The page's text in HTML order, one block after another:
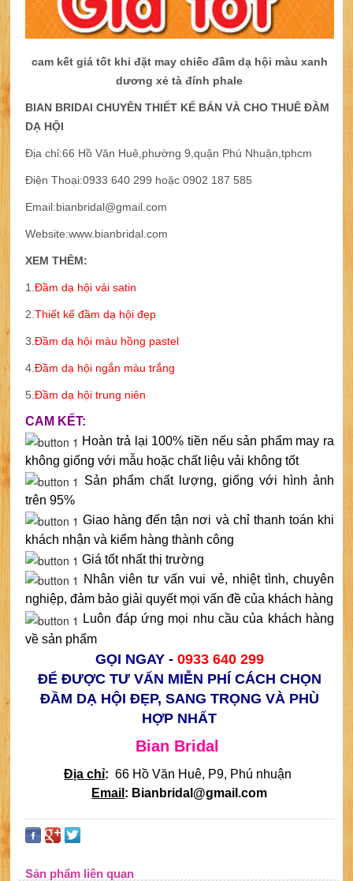
cam kết giá tốt khi đặt may chiếc đầm dạ hội màu xanh
dương xẻ tà đính phale
BIAN BRIDAl CHUYÊN THIẾT KẾ BÁN VÀ CHO THUÊ ĐẦM
DẠ HỘI
Địa chỉ:66 Hồ Văn Huê,phường 9,quận Phú Nhuận,tphcm
Điện Thoại:0933 640 299 hoặc 0902 187 585
Email:bianbridal@gmail.com
Website:www.bianbridal.com
XEM THÊM:
1. Đầm dạ hội vải satin
2. Thiết kế đầm dạ hội đẹp
3 Đầm dạ hội màu hồng pastel
4. Đầm dạ hội ngắn màu trắng
5. Đầm dạ hội trung niên
CAM KẾT:
Hoàn trả lại 100% tiền nếu sản phẩm may ra
không giống với mẫu hoặc chất liệu vải không tốt
Sản phẩm chất lượng, giống với hình ảnh
trên 95%
Giao hàng đến tận nơi và chỉ thanh toán khi
khách nhận và kiểm hàng thành công
Giá tốt nhất thị trường
Nhân viên tư vấn vui vẻ, nhiệt tình, chuyên
nghiệp, đảm bảo giải quyết mọi vấn đề của khách hàng
Luôn đáp ứng mọi nhu cầu của khách hàng
về sản phẩm
GỌI NGAY - 0933 640 299
ĐỂ ĐƯỢC TƯ VẤN MIỄN PHÍ CÁCH CHỌN
ĐẦM DẠ HỘI ĐẸP, SANG TRỌNG VÀ PHÙ
HỢP NHẤT
Bian Bridal
Địa chỉ: 66 Hồ Văn Huê, P9, Phú nhuận
Email : Bianbridal@gmail.com
Sản phẩm liên quan